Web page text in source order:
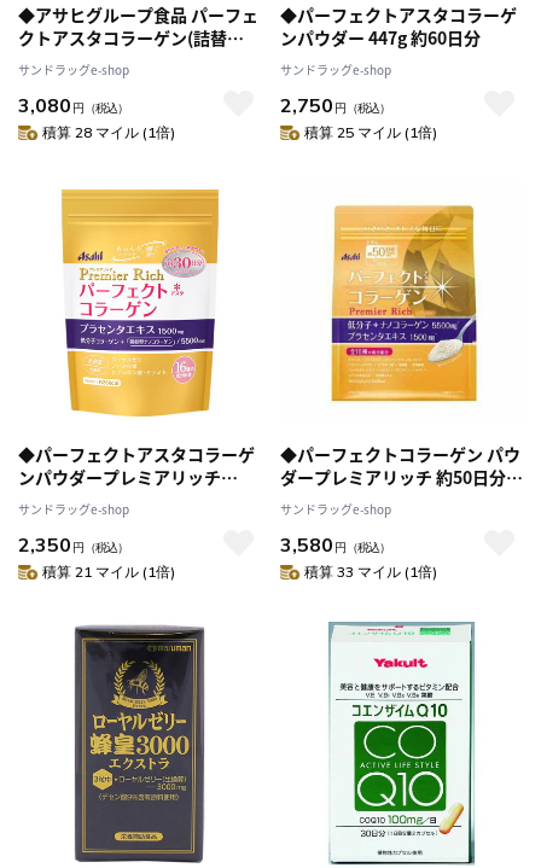
◆アサヒグループ食品 パーフェ
クトアスタコラーゲン(詰替
え)30日【2個セット】
サンドラッグe-shop
3,080 円 （税込）
積算 28 マイル (1倍)
◆パーフェクトアスタコラーゲ
ンパウダー 447g 約60日分
サンドラッグe-shop
2,750 円 （税込）
積算 25 マイル (1倍)
◆パーフェクトアスタコラーゲ
ンパウダープレミアリッチ
228g
サンドラッグe-shop
2,350 円 （税込）
積算 21 マイル (1倍)
◆パーフェクトコラーゲン パウ
ダープレミアリッチ 約50日分
378g
サンドラッグe-shop
3,580 円 （税込）
積算 33 マイル (1倍)